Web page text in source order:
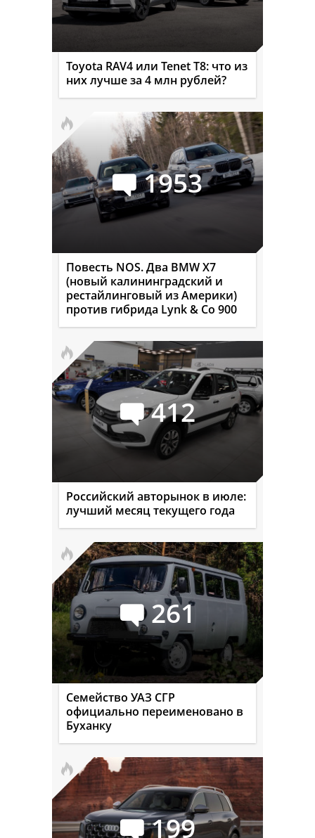
Toyota RAV4 или Tenet T8: что из
них лучше за 4 млн рублей?
1953
Повесть NOS. Два BMW X7
(новый калининградский и
рестайлинговый из Америки)
против гибрида Lynk & Co 900
412
Российский авторынок в июле:
лучший месяц текущего года
261
Семейство УАЗ СГР
официально переименовано в
Буханку
199